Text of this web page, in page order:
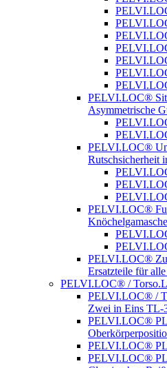
PELVI.LOC®
Asymmetrische
PELVI.LOC®
Rutschsicherheit
PELVI.LOC®
PELVI.LOC®
Ersatzteile für
PELVI.LOC® /
PELVI.LOC® /
Zwei in Eins
PELVI.LOC®
PELVI.LOC®
PELVI.LOC®